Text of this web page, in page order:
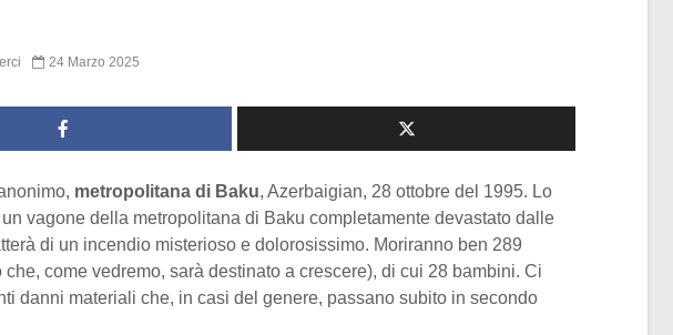
24 Marzo 2025
metropolitana di Baku, Azerbaigian, 28 ottobre del 1995. Lo
vagone della metropolitana di Baku completamente devastato dalle
di un incendio misterioso e dolorosissimo. Moriranno ben 289
che, come vedremo, sarà destinato a crescere), di cui 28 bambini. Ci
danni materiali che, in casi del genere, passano subito in secondo